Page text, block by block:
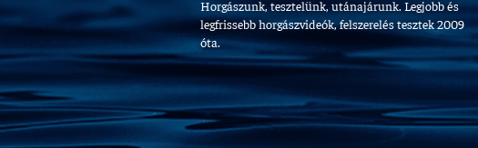
Horgászunk, tesztelünk, utánajárunk. Legjobb és
legfrissebb horgászvideók, felszerelés tesztek 2009
óta.